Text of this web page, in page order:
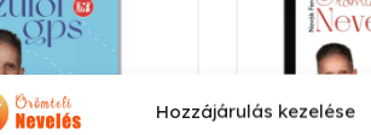
Hozzájárulás kezelése